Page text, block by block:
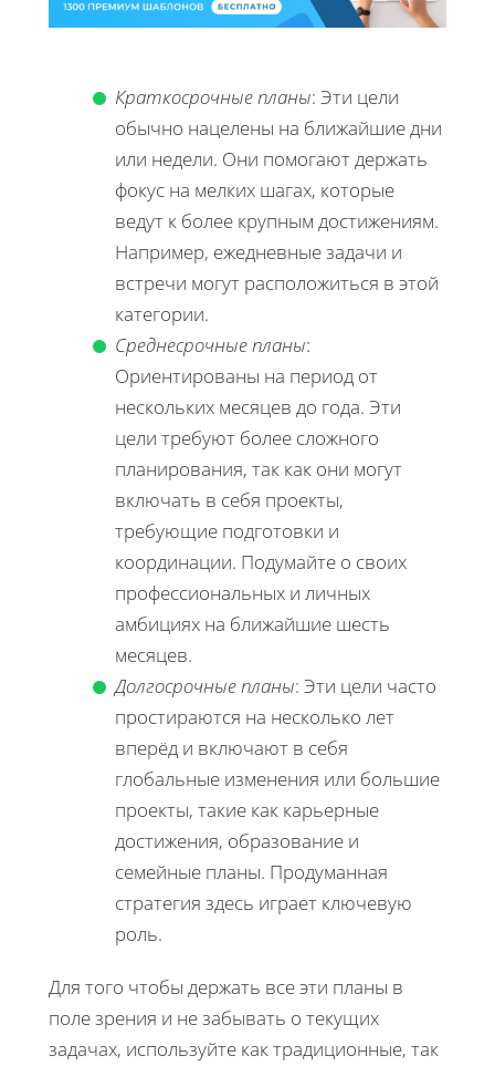
Краткосрочные планы: Эти цели
обычно нацелены на ближайшие дни
или недели. Они помогают держать
фокус на мелких шагах, которые
ведут к более крупным достижениям.
Например, ежедневные задачи и
встречи могут расположиться в этой
категории.
Среднесрочные планы:
Ориентированы на период от
нескольких месяцев до года. Эти
цели требуют более сложного
планирования, так как они могут
включать в себя проекты,
требующие подготовки и
координации. Подумайте о своих
профессиональных и личных
амбициях на ближайшие шесть
месяцев.
Долгосрочные планы: Эти цели часто
простираются на несколько лет
вперёд и включают в себя
глобальные изменения или большие
проекты, такие как карьерные
достижения, образование и
семейные планы. Продуманная
стратегия здесь играет ключевую
роль.
Для того чтобы держать все эти планы в
поле зрения и не забывать о текущих
задачах, используйте как традиционные, так